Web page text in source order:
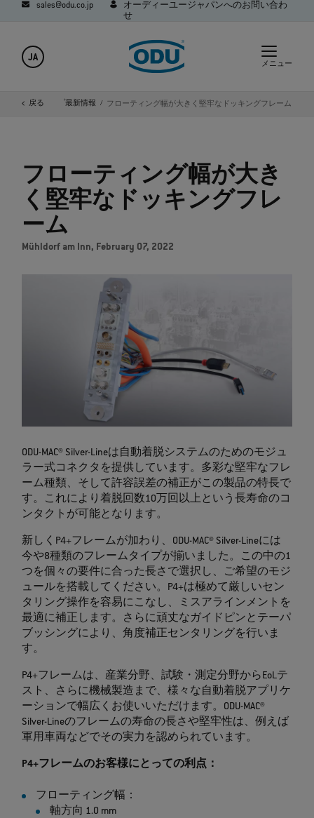
sales@odu.co.jp
オーディーユージャパンへのお問い合わ
せ
JA
メニュー
戻る
品＆会社グループ最新情報 フローティング幅が大きく堅牢なドッキングフレーム
フローティング幅が大き
く堅牢なドッキングフレ
ーム
Mühldorf am Inn, February 07, 2022
ODU-MAC® Silver-Lineは自動着脱システムのためのモジュ
ラー式コネクタを提供しています。多彩な堅牢なフレ
ーム種類、そして許容誤差の補正がこの製品の特長で
す。これにより着脱回数10万回以上という長寿命のコ
ンタクトが可能となります。
新しくP4+フレームが加わり、ODU-MAC® Silver-Lineには
今や8種類のフレームタイプが揃いました。この中の1
つを個々の要件に合った長さで選択し、ご希望のモジ
ュールを搭載してください。P4+は極めて厳しいセン
タリング操作を容易にこなし、ミスアラインメントを
最適に補正します。さらに頑丈なガイドピンとテーパ
ブッシングにより、角度補正センタリングを行いま
す。
P4+フレームは、産業分野、試験・測定分野からEoLテ
スト、さらに機械製造まで、様々な自動着脱アプリケ
ーションで幅広くお使いいただけます。ODU-MAC®
Silver-Lineのフレームの寿命の長さや堅牢性は、例えば
軍用車両などでその実力を認められています。
P4+フレームのお客様にとっての利点：
フローティング幅：
軸方向 1.0 mm